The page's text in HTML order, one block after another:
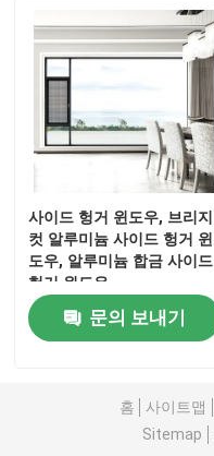
사이드 헝거 윈도우, 브리지
컷 알루미늄 사이드 헝거 윈
도우, 알루미늄 합금 사이드
헝거 윈도우
문의 보내기
홈 사이트맵
Sitemap